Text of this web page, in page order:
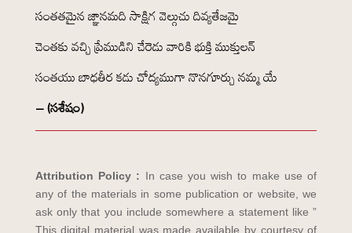
సంతతమైన జ్ఞానమది సాక్షిగ వెల్గుచు దివ్యతేజమై
చెంతకు వచ్చి ప్రేముడిని చేరెడు వారికి భుక్తి ముక్తులన్
సంతయు బాధతీర కడు చోద్యముగా నొనగూర్చు నమ్మ యే
– (సశేషం)
Attribution Policy : In case you wish to make use of
any of the materials in some publication or website, we
ask only that you include somewhere a statement like ”
This digital material was made available by courtesy of